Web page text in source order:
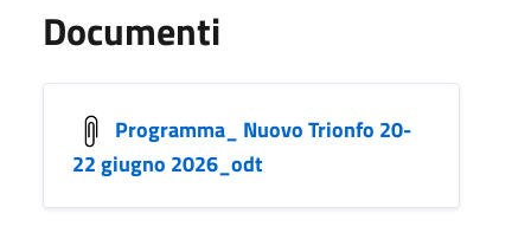
Documenti
Programma_ Nuovo Trionfo 20-
22 giugno 2026_odt